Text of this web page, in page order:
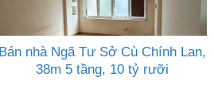
Bán nhà Ngã Tư Sở Cù Chính Lan,
38m 5 tầng, 10 tỷ rưỡi